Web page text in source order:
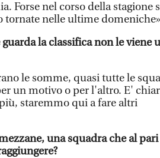
Forse nel corso della stagione
tornate nelle ultime
la classifica non le viene
le somme, quasi tutte le
un motivo o per l'altro. E'
staremmo qui a fare altri
una squadra che al pari